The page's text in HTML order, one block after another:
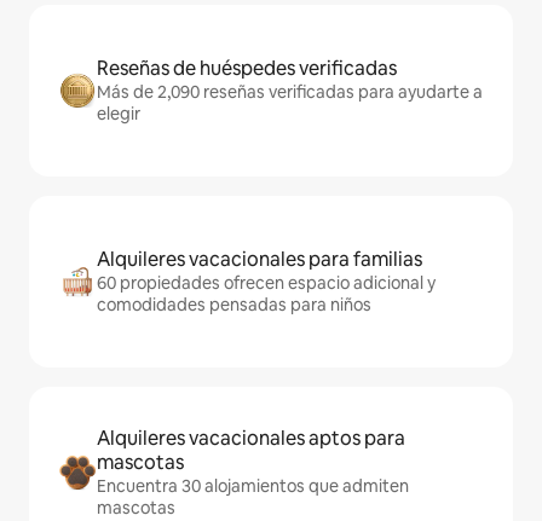
Reseñas de huéspedes verificadas
Más de 2,090 reseñas verificadas para ayudarte a
elegir
Alquileres vacacionales para familias
60 propiedades ofrecen espacio adicional y
comodidades pensadas para niños
Alquileres vacacionales aptos para
mascotas
Encuentra 30 alojamientos que admiten
mascotas